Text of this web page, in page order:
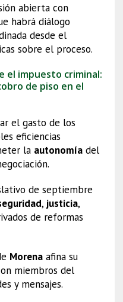
abierta con
habrá diálogo
desde el
sobre el proceso.
el impuesto criminal:
de piso en el
el gasto de los
eficiencias
la autonomíadel
de septiembre
, justicia,
de reformas
Morenaafina su
miembros del
y mensajes.